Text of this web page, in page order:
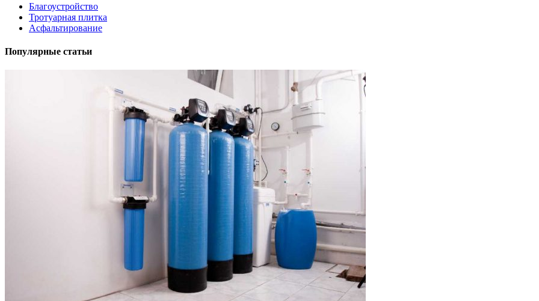
Благоустройство
Тротуарная плитка
Асфальтирование
Популярные статьи